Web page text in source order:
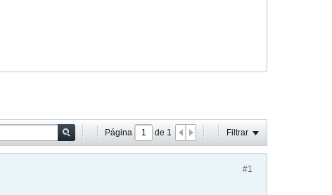
Página de 1 Filtrar
#1